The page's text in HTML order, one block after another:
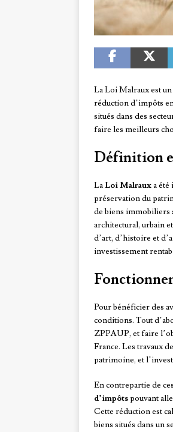
La Loi Malraux est
réduction d’impôts
situés dans des
faire les meilleurs
Définition
La Loi Malrauxa
préservation du
de biens immobiliers
architectural, urbain
d’art, d’histoire et
investissement
Pour bénéficier des
conditions. Tout
ZPPAUP, et faire
France. Les travaux
patrimoine, et
En contrepartie de
d’impôtspouvant
Cette réduction est
biens situés dans un